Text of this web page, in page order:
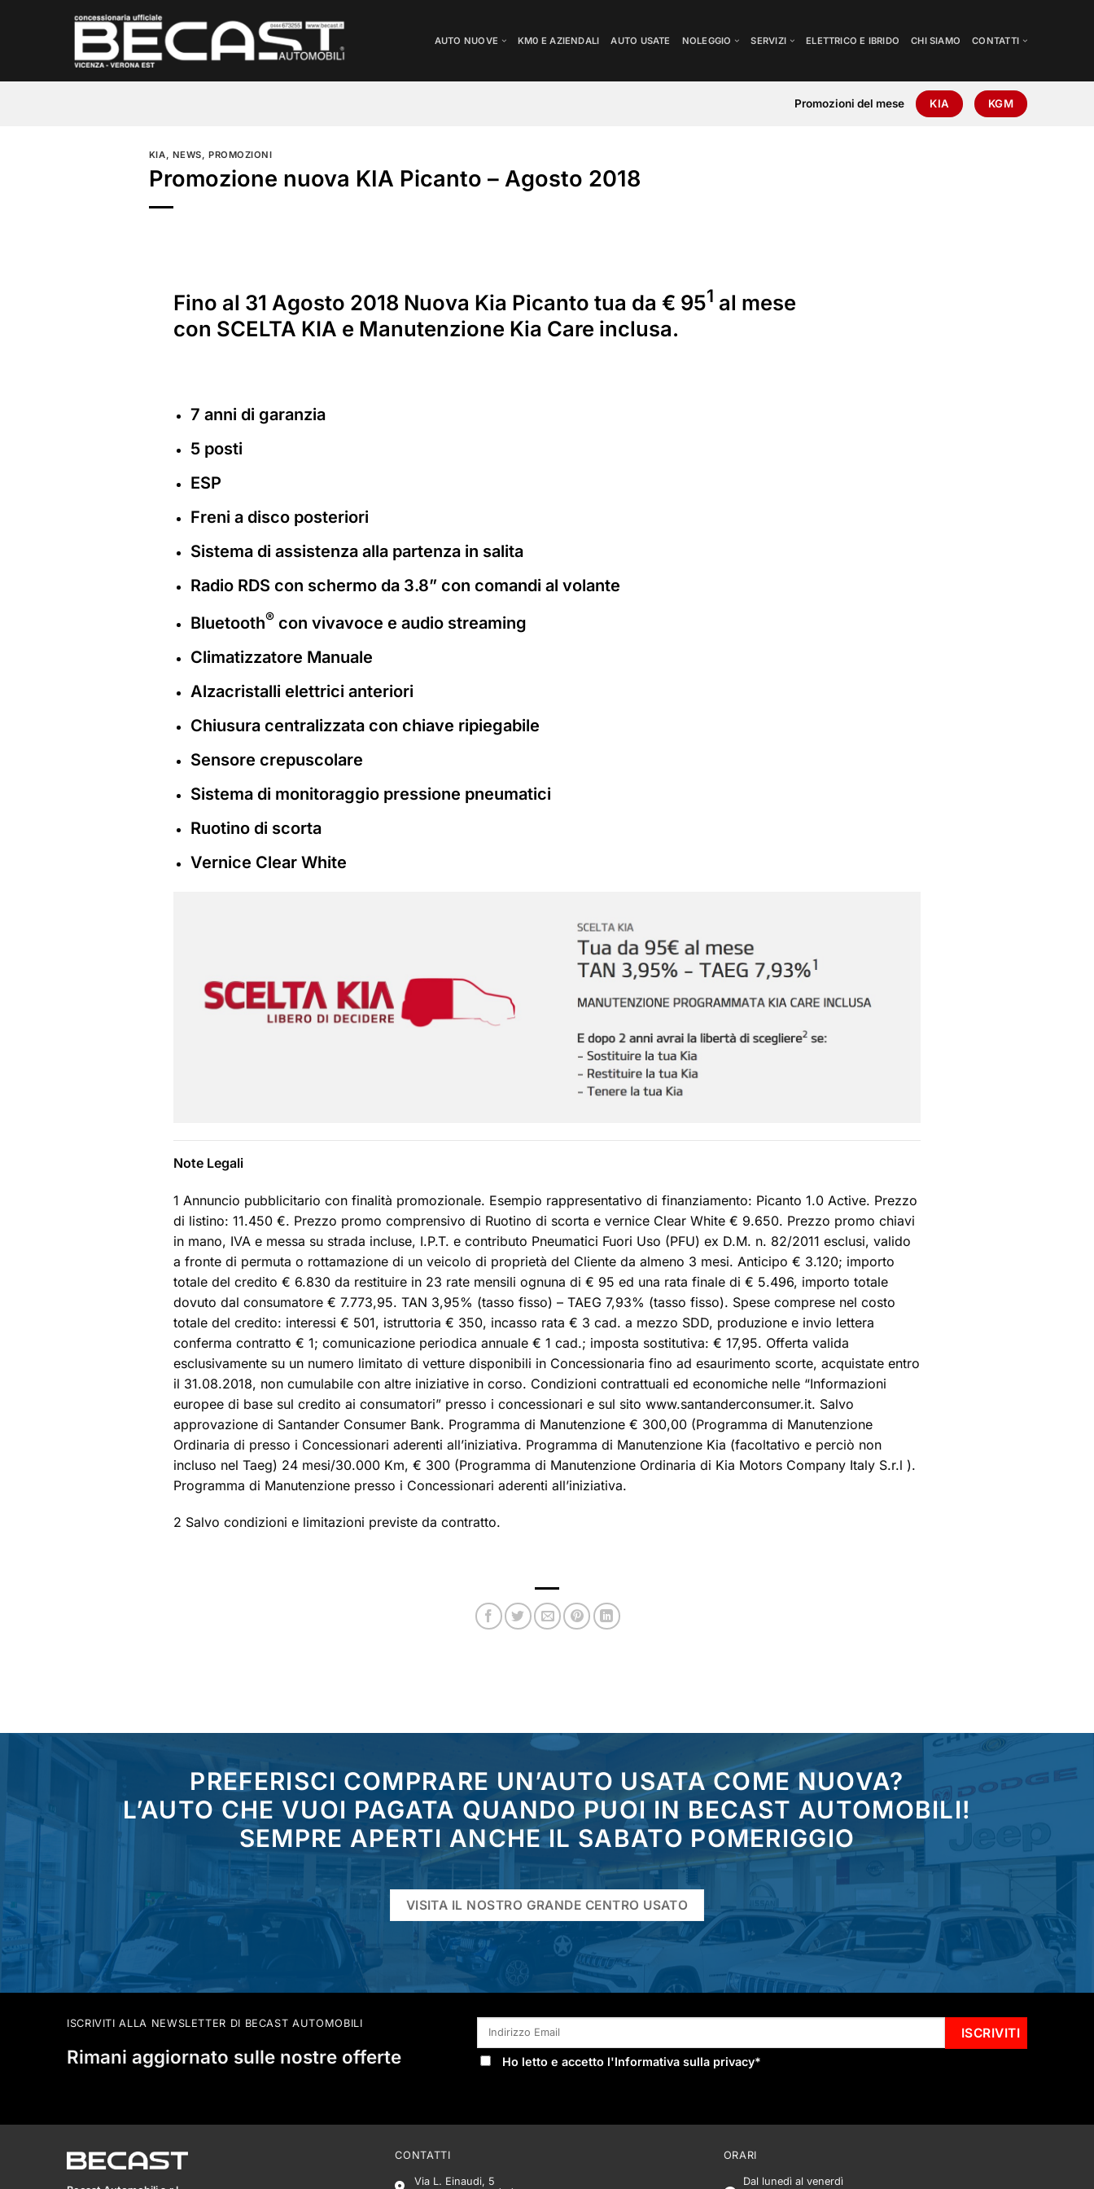
AUTO NUOVE KM0 E AZIENDALI AUTO USATE NOLEGGIO SERVIZI ELETTRICO E IBRIDO CHI SIAMO CONTATTI
Promozioni del mese KIA KGM
KIA, NEWS,PROMOZIONI
Promozione nuova KIA Picanto – Agosto 2018
Fino al 31 Agosto 2018 Nuova Kia Picanto tua da € 951 al mese
con SCELTA KIA e Manutenzione Kia Care inclusa.
7 anni di garanzia
5 posti
ESP
Freni a disco posteriori
Sistema di assistenza alla partenza in salita
Radio RDS con schermo da 3.8” con comandi al volante
Bluetooth®con vivavoce e audio streaming
Climatizzatore Manuale
Alzacristalli elettrici anteriori
Chiusura centralizzata con chiave ripiegabile
Sensore crepuscolare
Sistema di monitoraggio pressione pneumatici
Ruotino di scorta
Vernice Clear White
Note Legali
1 Annuncio pubblicitario con finalità promozionale. Esempio rappresentativo di finanziamento: Picanto 1.0 Active. Prezzo
di listino: 11.450 €. Prezzo promo comprensivo di Ruotino di scorta e vernice Clear White € 9.650. Prezzo promo chiavi
in mano, IVA e messa su strada incluse, I.P.T. e contributo Pneumatici Fuori Uso (PFU) ex D.M. n. 82/2011 esclusi, valido
a fronte di permuta o rottamazione di un veicolo di proprietà del Cliente da almeno 3 mesi. Anticipo € 3.120; importo
totale del credito € 6.830 da restituire in 23 rate mensili ognuna di € 95 ed una rata finale di € 5.496, importo totale
dovuto dal consumatore € 7.773,95. TAN 3,95% (tasso fisso) – TAEG 7,93% (tasso fisso). Spese comprese nel costo
totale del credito: interessi € 501, istruttoria € 350, incasso rata € 3 cad. a mezzo SDD, produzione e invio lettera
conferma contratto € 1; comunicazione periodica annuale € 1 cad.; imposta sostitutiva: € 17,95. Offerta valida
esclusivamente su un numero limitato di vetture disponibili in Concessionaria fino ad esaurimento scorte, acquistate entro
il 31.08.2018, non cumulabile con altre iniziative in corso. Condizioni contrattuali ed economiche nelle “Informazioni
europee di base sul credito ai consumatori” presso i concessionari e sul sito www.santanderconsumer.it. Salvo
approvazione di Santander Consumer Bank. Programma di Manutenzione € 300,00 (Programma di Manutenzione
Ordinaria di presso i Concessionari aderenti all’iniziativa. Programma di Manutenzione Kia (facoltativo e perciò non
incluso nel Taeg) 24 mesi/30.000 Km, € 300 (Programma di Manutenzione Ordinaria di Kia Motors Company Italy S.r.l ).
Programma di Manutenzione presso i Concessionari aderenti all’iniziativa.
2 Salvo condizioni e limitazioni previste da contratto.
PREFERISCI COMPRARE UN’AUTO USATA COME NUOVA?
L’AUTO CHE VUOI PAGATA QUANDO PUOI IN BECAST AUTOMOBILI!
SEMPRE APERTI ANCHE IL SABATO POMERIGGIO
VISITA IL NOSTRO GRANDE CENTRO USATO
ISCRIVITI ALLA NEWSLETTER DI BECAST AUTOMOBILI
Rimani aggiornato sulle nostre offerte Ho letto e accetto l'Informativa sulla privacy*
CONTATTI
Via L. Einaudi, 5
ORARI
Dal lunedì al venerdì